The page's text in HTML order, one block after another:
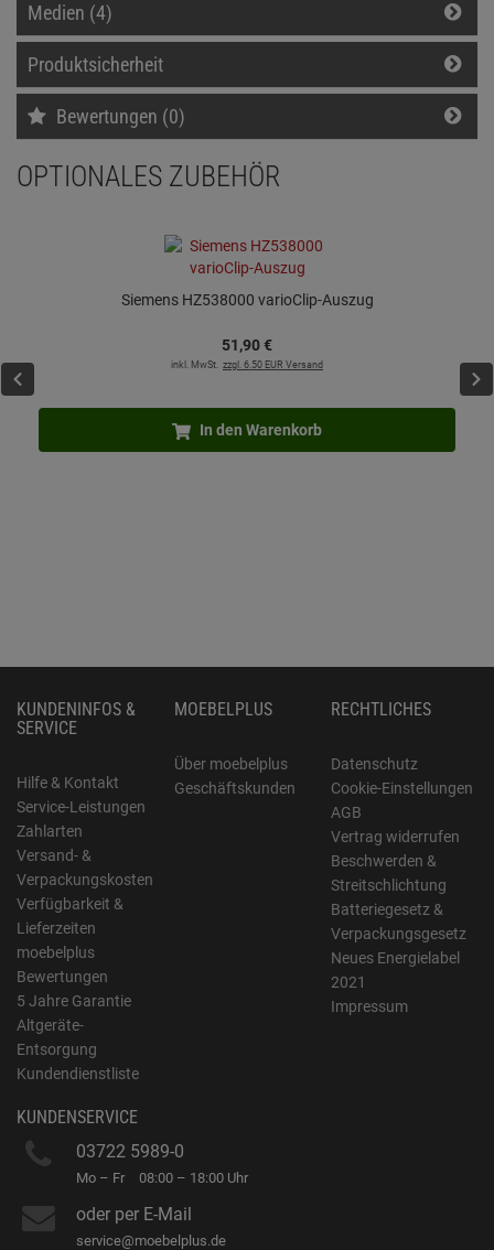
Medien (4)
Produktsicherheit
Bewertungen (0)
OPTIONALES ZUBEHÖR
Siemens HZ538000 varioClip-Auszug
51,90€
inkl. MwSt. zzgl. 6.50 EUR Versand
In den Warenkorb
KUNDENINFOS &
SERVICE
Hilfe & Kontakt
Service-Leistungen
Zahlarten
Versand- &
Verpackungskosten
Verfügbarkeit &
Lieferzeiten
moebelplus
Bewertungen
5 Jahre Garantie
Altgeräte-
Entsorgung
Kundendienstliste
MOEBELPLUS
Über moebelplus
Geschäftskunden
RECHTLICHES
Datenschutz
Cookie-Einstellungen
AGB
Vertrag widerrufen
Beschwerden &
Streitschlichtung
Batteriegesetz &
Verpackungsgesetz
Neues Energielabel
2021
Impressum
KUNDENSERVICE
03722 5989-0
Mo – Fr 08:00 – 18:00 Uhr
oder per E-Mail
service@moebelplus.de